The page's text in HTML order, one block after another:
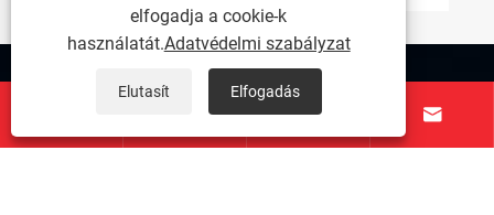
Termékek
 
elfogadja a cookie-k
használatát.Adatvédelmi szabályzat
Elutasít Elfogadás